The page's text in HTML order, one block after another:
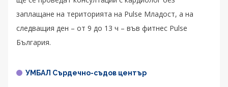
заплащане на територията на Pulse Младост, а на
следващия ден – от 9 до 13 ч – във фитнес Pulse
България.
УМБАЛ Сърдечно-съдов център